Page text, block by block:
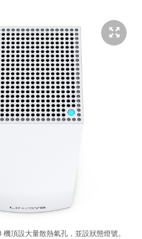
機頂設大量散熱氣孔，並設狀態燈號。